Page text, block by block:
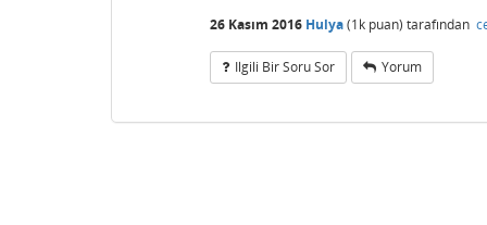
26 Kasım 2016 Hulya(1k puan) tarafından
Ilgili Bir Soru Sor Yorum